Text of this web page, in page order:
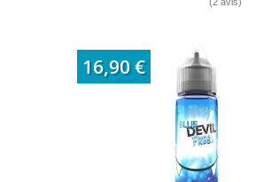
16,90 €